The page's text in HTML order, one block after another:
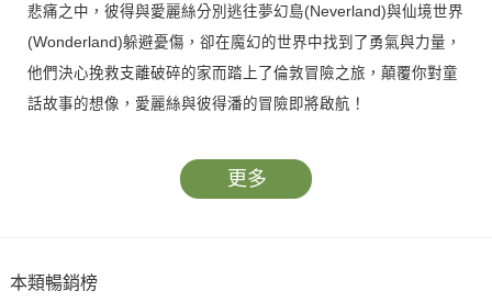
悲痛之中，彼得與愛麗絲分別逃往夢幻島(Neverland)與仙境世界
(Wonderland)躲避憂傷，卻在魔幻的世界中找到了勇氣與力量，
他們決心挽救支離破碎的家而踏上了倫敦冒險之旅，顛覆你對童
話故事的想像，愛麗絲與彼得潘的冒險即將啟航！
更多
本類暢銷榜